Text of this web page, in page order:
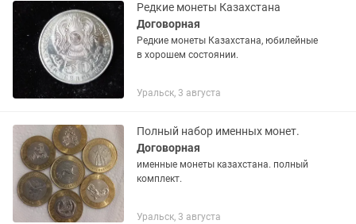
Редкие монеты Казахстана
Договорная
Редкие монеты Казахстана, юбилейные
в хорошем состоянии.
Уральск, 3 августа
Полный набор именных монет.
Договорная
именные монеты казахстана. полный
комплект.
Уральск, 3 августа